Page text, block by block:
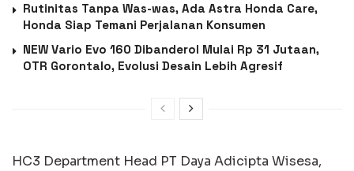
Rutinitas Tanpa Was-was, Ada Astra Honda Care,
Honda Siap Temani Perjalanan Konsumen
NEW Vario Evo 160 Dibanderol Mulai Rp 31 Jutaan,
OTR Gorontalo, Evolusi Desain Lebih Agresif
HC3 Department Head PT Daya Adicipta Wisesa,